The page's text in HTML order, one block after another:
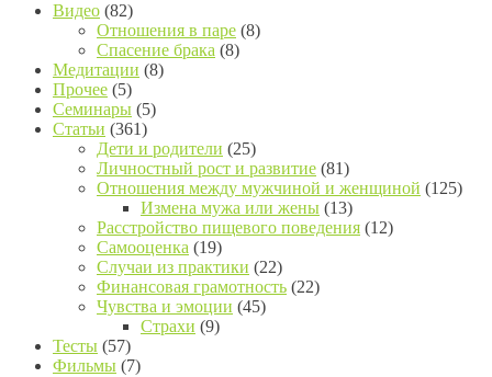
Видео (82)
Отношения в паре (8)
Спасение брака (8)
Медитации (8)
Прочее (5)
Семинары (5)
Статьи (361)
Дети и родители (25)
Личностный рост и развитие (81)
Отношения между мужчиной и женщиной (125)
Измена мужа или жены (13)
Расстройство пищевого поведения (12)
Самооценка (19)
Случаи из практики (22)
Финансовая грамотность (22)
Чувства и эмоции (45)
Страхи (9)
Тесты (57)
Фильмы (7)